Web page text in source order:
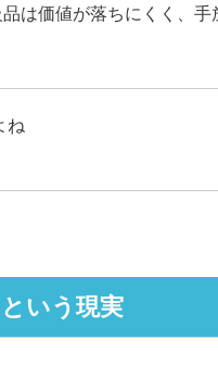
品は価値が落ちにくく、
ね
いう現実